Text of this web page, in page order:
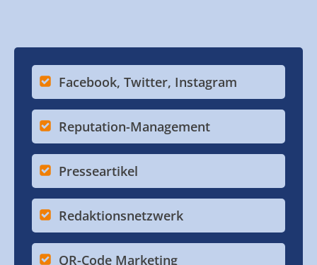
Facebook, Twitter, Instagram
Reputation-Management
Presseartikel
Redaktionsnetzwerk
QR-Code Marketing